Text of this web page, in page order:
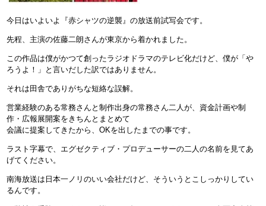
今日はいよいよ『赤シャツの逆襲』の放送前試写会です。
先程、主演の佐藤二朗さんが東京から着かれました。
この作品は僕がかつて創ったラジオドラマのテレビ化だけど、僕が「や
ろうよ！」と言いだした訳ではありません。
それは田舎でありがちな短絡な誤解。
営業経験のある常務さんと制作出身の常務さん二人が、資金計画や制
作・広報展開案をきちんとまとめて
会議に提案してきたから、OKを出したまでの事です。
ラスト字幕で、エグゼクティブ・プロデューサーの二人の名前を見てあ
げてください。
南海放送は日本一ノリのいい会社だけど、そういうとこしっかりしてい
るんです。